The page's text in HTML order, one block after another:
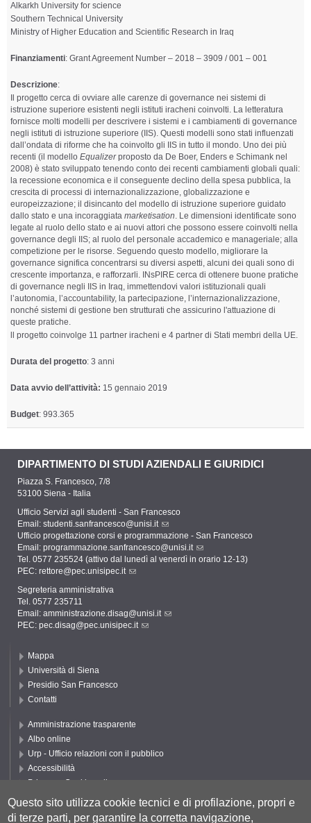
Alkarkh University for science
Southern Technical University
Ministry of Higher Education and Scientific Research in Iraq
Finanziamenti: Grant Agreement Number – 2018 – 3909 / 001 – 001
Descrizione:
Il progetto cerca di ovviare alle carenze di governance nei sistemi di
istruzione superiore esistenti negli istituti iracheni coinvolti. La letteratura
fornisce molti modelli per descrivere i sistemi e i cambiamenti di governance
negli istituti di istruzione superiore (IIS). Questi modelli sono stati influenzati
dall’ondata di riforme che ha coinvolto gli IIS in tutto il mondo. Uno dei più
recenti (il modello Equalizerproposto da De Boer, Enders e Schimank nel
2008) è stato sviluppato tenendo conto dei recenti cambiamenti globali quali:
la recessione economica e il conseguente declino della spesa pubblica, la
crescita di processi di internazionalizzazione, globalizzazione e
europeizzazione; il disincanto del modello di istruzione superiore guidato
dallo stato e una incoraggiata marketisation. Le dimensioni identificate sono
legate al ruolo dello stato e ai nuovi attori che possono essere coinvolti nella
governance degli IIS; al ruolo del personale accademico e manageriale; alla
competizione per le risorse. Seguendo questo modello, migliorare la
governance significa concentrarsi su diversi aspetti, alcuni dei quali sono di
crescente importanza, e rafforzarli. INsPIRE cerca di ottenere buone pratiche
di governance negli IIS in Iraq, immettendovi valori istituzionali quali
l’autonomia, l’accountability, la partecipazione, l’internazionalizzazione,
nonché sistemi di gestione ben strutturati che assicurino l'attuazione di
queste pratiche.
ll progetto coinvolge 11 partner iracheni e 4 partner di Stati membri della UE.
Durata del progetto: 3 anni
Data avvio dell’attività: 15 gennaio 2019
Budget: 993.365
DIPARTIMENTO DI STUDI AZIENDALI E GIURIDICI
Piazza S. Francesco, 7/8
53100 Siena - Italia
Ufficio Servizi agli studenti - San Francesco
Email: studenti.sanfrancesco@unisi.it
Ufficio progettazione corsi e programmazione - San Francesco
Email: programmazione.sanfrancesco@unisi.it
Tel. 0577 235524 (attivo dal lunedì al venerdì in orario 12-13)
PEC: rettore@pec.unisipec.it
Segreteria amministrativa
Tel. 0577 235711
Email: amministrazione.disag@unisi.it
PEC: pec.disag@pec.unisipec.it
Mappa
Università di Siena
Presidio San Francesco
Contatti
Amministrazione trasparente
Albo online
Urp - Ufficio relazioni con il pubblico
Accessibilità
Privacy e Cookie policy
Cookie settings
Segui UNISI
Questo sito utilizza cookie tecnici e di profilazione, propri e
di terze parti, per garantire la corretta navigazione,